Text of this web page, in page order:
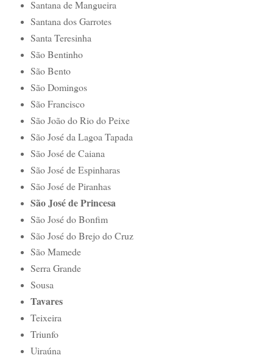
Santana de Mangueira
Santana dos Garrotes
Santa Teresinha
São Bentinho
São Bento
São Domingos
São Francisco
São João do Rio do Peixe
São José da Lagoa Tapada
São José de Caiana
São José de Espinharas
São José de Piranhas
São José de Princesa
São José do Bonfim
São José do Brejo do Cruz
São Mamede
Serra Grande
Sousa
Tavares
Teixeira
Triunfo
Uiraúna